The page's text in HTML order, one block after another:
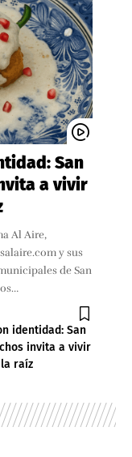
San
a vivir
Al Aire,
y sus
de San
identidad: San
invita a vivir
raíz